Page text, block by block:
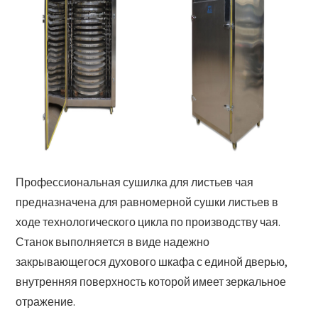
Профессиональная сушилка для листьев чая
предназначена для равномерной сушки листьев в
ходе технологического цикла по производству чая.
Станок выполняется в виде надежно
закрывающегося духового шкафа с единой дверью,
внутренняя поверхность которой имеет зеркальное
отражение.